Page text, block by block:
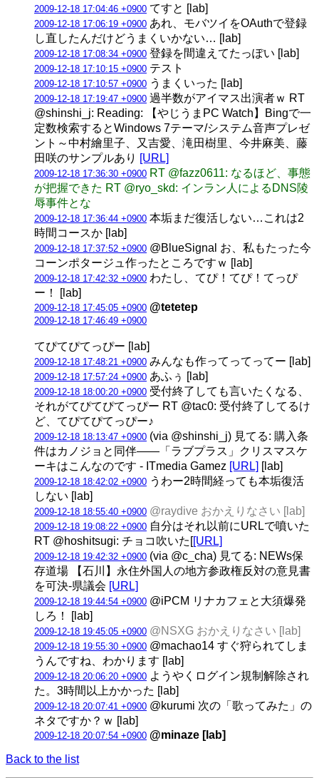
2009-12-18 17:04:46 +0900 てすと [lab]
2009-12-18 17:06:19 +0900 あれ、モバツイをOAuthで登録
し直したんだけどうまくいかない… [lab]
2009-12-18 17:08:34 +0900 登録を間違えてたっぽい [lab]
2009-12-18 17:10:15 +0900 テスト
2009-12-18 17:10:57 +0900 うまくいった [lab]
2009-12-18 17:19:47 +0900 過半数がアイマス出演者ｗ RT
@shinshi_j: Reading: 【やじうまPC Watch】Bingで一
定数検索するとWindows 7テーマ/システム音声プレゼ
ント～中村繪里子、又吉愛、滝田樹里、今井麻美、藤
田咲のサンプルあり [URL]
2009-12-18 17:36:30 +0900 RT @fazz0611: なるほど、事態
が把握できた RT @ryo_skd: インラン人によるDNS陵
辱事件とな
2009-12-18 17:36:44 +0900 本垢まだ復活しない…これは2
時間コースか [lab]
2009-12-18 17:37:52 +0900 @BlueSignal お、私もたった今
コーンポタージュ作ったところですｗ [lab]
2009-12-18 17:42:32 +0900 わたし、てぴ！てぴ！てっぴ
ー！ [lab]
2009-12-18 17:45:05 +0900 @tetetep
2009-12-18 17:46:49 +0900
てぴてぴてっぴー [lab]
2009-12-18 17:48:21 +0900 みんなも作ってってってー [lab]
2009-12-18 17:57:24 +0900 あふぅ [lab]
2009-12-18 18:00:20 +0900 受付終了しても言いたくなる、
それがてぴてぴてっぴー RT @tac0: 受付終了してるけ
ど、てぴてぴてっぴー♪
2009-12-18 18:13:47 +0900 (via @shinshi_j) 見てる: 購入条
件はカノジョと同伴——「ラブプラス」クリスマスケ
ーキはこんなのです - ITmedia Gamez [URL] [lab]
2009-12-18 18:42:02 +0900 うわー2時間経っても本垢復活
しない [lab]
2009-12-18 18:55:40 +0900 @raydive おかえりなさい [lab]
2009-12-18 19:08:22 +0900 自分はそれ以前にURLで噴いた
RT @hoshitsugi: チョコ吹いた[[URL]
2009-12-18 19:42:32 +0900 (via @c_cha) 見てる: NEWs保
存道場 【石川】永住外国人の地方参政権反対の意見書
を可決-県議会 [URL]
2009-12-18 19:44:54 +0900 @iPCM リナカフェと大須爆発
しろ！ [lab]
2009-12-18 19:45:05 +0900 @NSXG おかえりなさい [lab]
2009-12-18 19:55:30 +0900 @machao14 すぐ狩られてしま
うんですね、わかります [lab]
2009-12-18 20:06:20 +0900 ようやくログイン規制解除され
た。3時間以上かかった [lab]
2009-12-18 20:07:41 +0900 @kurumi 次の「歌ってみた」の
ネタですか？ｗ [lab]
2009-12-18 20:07:54 +0900 @minaze [lab]
Back to the list